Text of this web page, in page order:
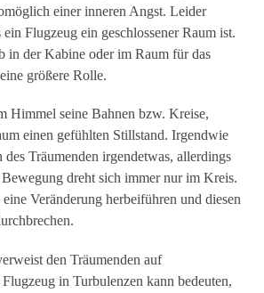
einer inneren Angst. Leider
ein Flugzeug ein geschlossener Raum ist.
in der Kabine oder im Raum für das
größere Rolle.
Himmel seine Bahnen bzw. Kreise,
einen gefühlten Stillstand. Irgendwie
Träumenden irgendetwas, allerdings
dreht sich immer nur im Kreis.
Veränderung herbeiführen und diesen
den Träumenden auf
in Turbulenzen kann bedeuten,